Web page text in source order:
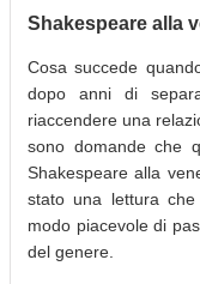
Shakespeare alla
Cosa succede
dopo anni di
riaccendere una
sono domande che
Shakespeare alla
stato una lettura
modo piacevole di
del genere.